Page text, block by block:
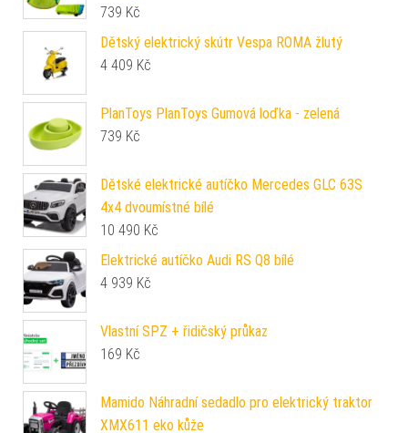
739 Kč
Dětský elektrický skútr Vespa ROMA žlutý
4 409 Kč
PlanToys PlanToys Gumová loďka - zelená
739 Kč
Dětské elektrické autíčko Mercedes GLC 63S
4x4 dvoumístné bílé
10 490 Kč
Elektrické autíčko Audi RS Q8 bílé
4 939 Kč
Vlastní SPZ + řidičský průkaz
169 Kč
Mamido Náhradní sedadlo pro elektrický traktor
XMX611 eko kůže